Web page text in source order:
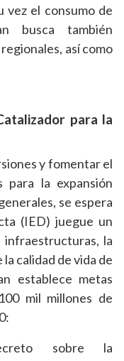
vez el consumo de
busca también
así como
para la
y fomentar el
para la expansión
se espera
(IED) juegue un
infraestructuras, la
calidad de vida de
establece metas
mil millones de
sobre la